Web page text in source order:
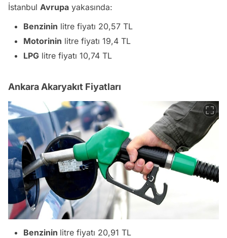
İstanbul Avrupa yakasında:
Benzinin litre fiyatı 20,57 TL
Motorinin litre fiyatı 19,4 TL
LPG litre fiyatı 10,74 TL
Ankara Akaryakıt Fiyatları
Benzinin litre fiyatı 20,91 TL